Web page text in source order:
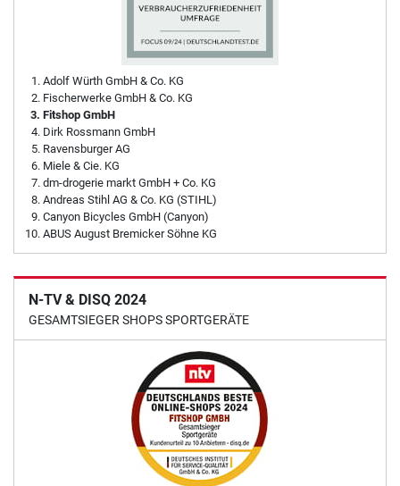
Adolf Würth GmbH & Co. KG
Fischerwerke GmbH & Co. KG
Fitshop GmbH
Dirk Rossmann GmbH
Ravensburger AG
Miele & Cie. KG
dm-drogerie markt GmbH + Co. KG
Andreas Stihl AG & Co. KG (STIHL)
Canyon Bicycles GmbH (Canyon)
ABUS August Bremicker Söhne KG
N-TV & DISQ 2024
GESAMTSIEGER SHOPS SPORTGERÄTE